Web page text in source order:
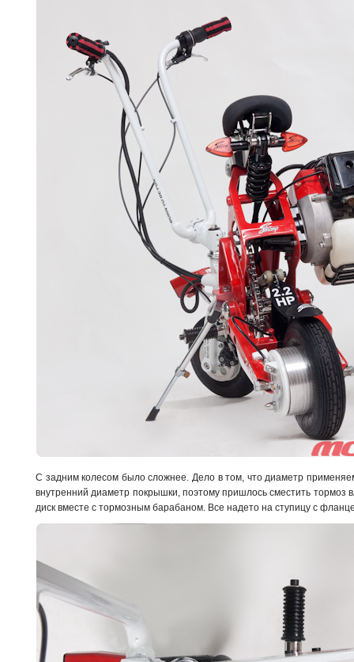
С задним колесом было сложнее. Дело в том, что диаметр
внутренний диаметр покрышки, поэтому пришлось сместить тормоз
диск вместе с тормозным барабаном. Все надето на ступицу с